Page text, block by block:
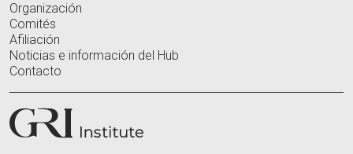
Organización
Comités
Afiliación
Noticias e información del Hub
Contacto